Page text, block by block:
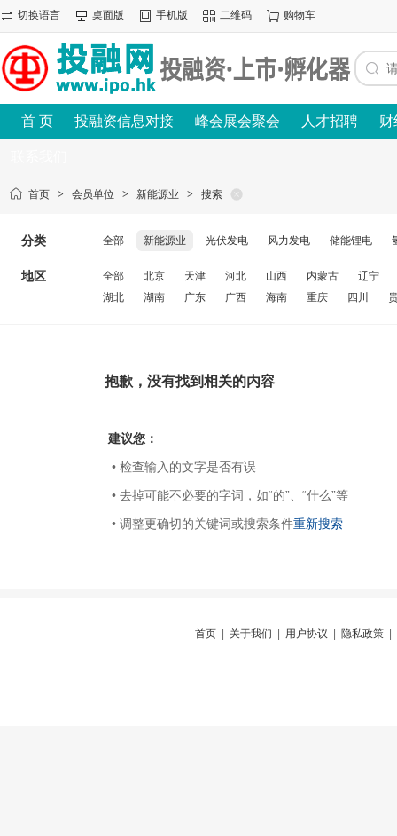
切换语言 桌面版 手机版 二维码 购物车
首 页 投融资信息对接 峰会展会聚会 人才招聘 财
首页 > 会员单位 > 新能源业 > 搜索
分类 全部 新能源业 光伏发电 风力发电 储能锂电
地区 全部 北京 天津 河北 山西 内蒙古
辽宁
湖北
湖南 广东 广西 海南 重庆 四川
抱歉，没有找到相关的内容
建议您：
• 检查输入的文字是否有误
• 去掉可能不必要的字词，如“的”、“什么”等
• 调整更确切的关键词或搜索条件重新搜索
首页 关于我们 用户协议 隐私政策